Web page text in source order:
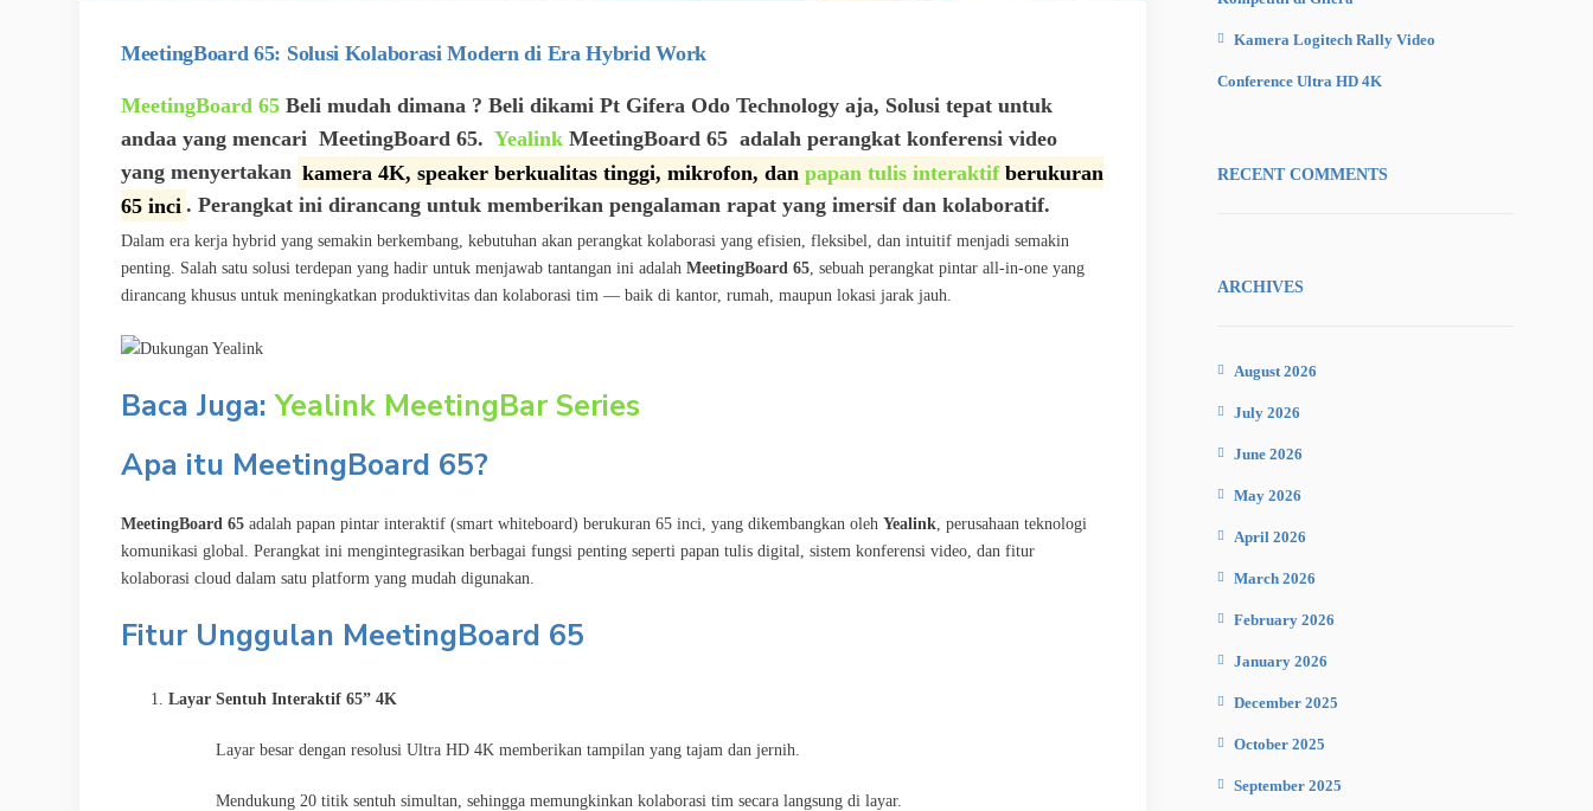
MeetingBoard 65: Solusi Kolaborasi Modern di Era Hybrid Work
MeetingBoard 65 Beli mudah dimana ? Beli dikami Pt Gifera Odo Technology aja, Solusi tepat untuk
andaa yang mencari MeetingBoard 65. Yealink MeetingBoard 65 adalah perangkat konferensi video
yang menyertakan kamera 4K, speaker berkualitas tinggi, mikrofon, dan papan tulis interaktifberukuran
65 inci . Perangkat ini dirancang untuk memberikan pengalaman rapat yang imersif dan kolaboratif.
Dalam era kerja hybrid yang semakin berkembang, kebutuhan akan perangkat kolaborasi yang efisien, fleksibel, dan intuitif menjadi semakin
penting. Salah satu solusi terdepan yang hadir untuk menjawab tantangan ini adalah MeetingBoard 65, sebuah perangkat pintar all-in-one yang
dirancang khusus untuk meningkatkan produktivitas dan kolaborasi tim — baik di kantor, rumah, maupun lokasi jarak jauh.
Baca Juga:Yealink MeetingBar Series
Apa itu MeetingBoard 65?
MeetingBoard 65 adalah papan pintar interaktif (smart whiteboard) berukuran 65 inci, yang dikembangkan oleh Yealink , perusahaan teknologi
komunikasi global. Perangkat ini mengintegrasikan berbagai fungsi penting seperti papan tulis digital, sistem konferensi video, dan fitur
kolaborasi cloud dalam satu platform yang mudah digunakan.
Fitur Unggulan MeetingBoard 65
Layar Sentuh Interaktif 65” 4K
Layar besar dengan resolusi Ultra HD 4K memberikan tampilan yang tajam dan jernih.
Mendukung 20 titik sentuh simultan, sehingga memungkinkan kolaborasi tim secara langsung di layar.
Kamera Logitech Rally Video
Conference Ultra HD 4K
RECENT COMMENTS
ARCHIVES
August 2026
July 2026
June 2026
May 2026
April 2026
March 2026
February 2026
January 2026
December 2025
October 2025
September 2025